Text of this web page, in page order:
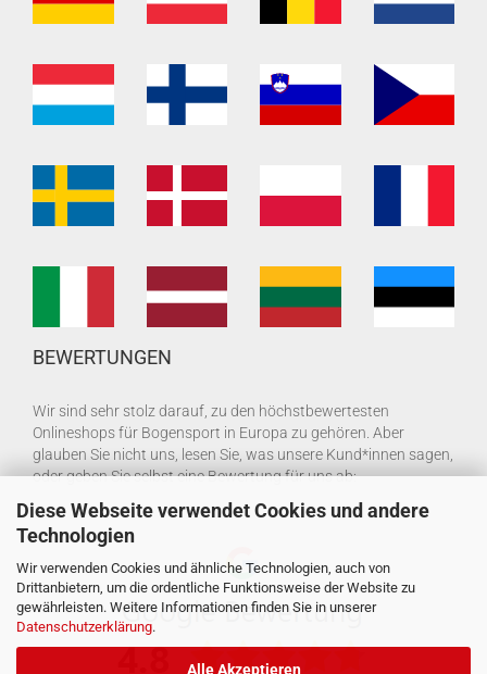
Diese Webseite verwendet Cookies und andere
Technologien
Wir verwenden Cookies und ähnliche Technologien, auch von
Drittanbietern, um die ordentliche Funktionsweise der Website zu
gewährleisten. Weitere Informationen finden Sie in unserer
Datenschutzerklärung.
Alle Akzeptieren
BEWERTUNGEN
Wir sind sehr stolz darauf, zu den höchstbewertesten
Onlineshops für Bogensport in Europa zu gehören. Aber
glauben Sie nicht uns, lesen Sie, was unsere Kund*innen sagen,
oder geben Sie selbst eine Bewertung für uns ab: